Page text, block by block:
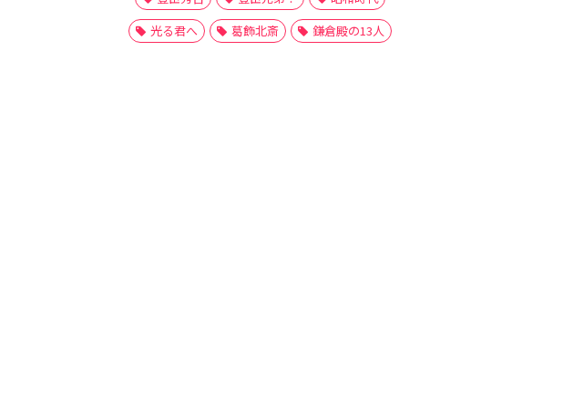
光る君へ
葛飾北斎 鎌倉殿の13人